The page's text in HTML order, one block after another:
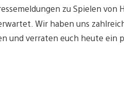
zu Spielen von
Wir haben uns
und verraten euch heute ein